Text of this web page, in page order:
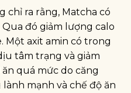
chỉ ra rằng, Matcha có
đó giảm lượng calo
Một axit amin có trong
tâm trạng và giảm
quá mức do căng
mạnh và chế độ ăn